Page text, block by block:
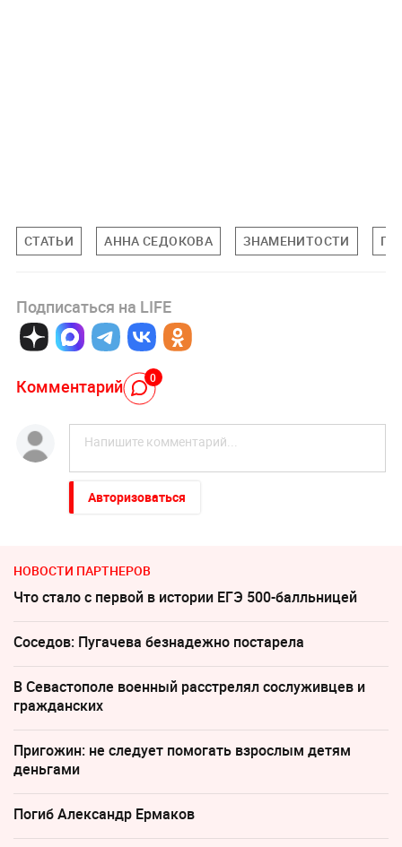
СТАТЬИ АННА СЕДОКОВА ЗНАМЕНИТОСТИ
Подписаться на LIFE
Комментарий 0
Авторизоваться
НОВОСТИ ПАРТНЕРОВ
Что стало с первой в истории ЕГЭ 500-балльницей
Соседов: Пугачева безнадежно постарела
В Севастополе военный расстрелял сослуживцев и
гражданских
Пригожин: не следует помогать взрослым детям
деньгами
Погиб Александр Ермаков